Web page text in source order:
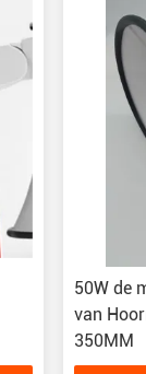
50W de
van
350MM